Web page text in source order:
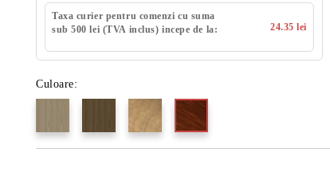
Taxa curier pentru comenzi cu suma
sub 500 lei (TVA inclus) incepe de la:
24.35 lei
Culoare: